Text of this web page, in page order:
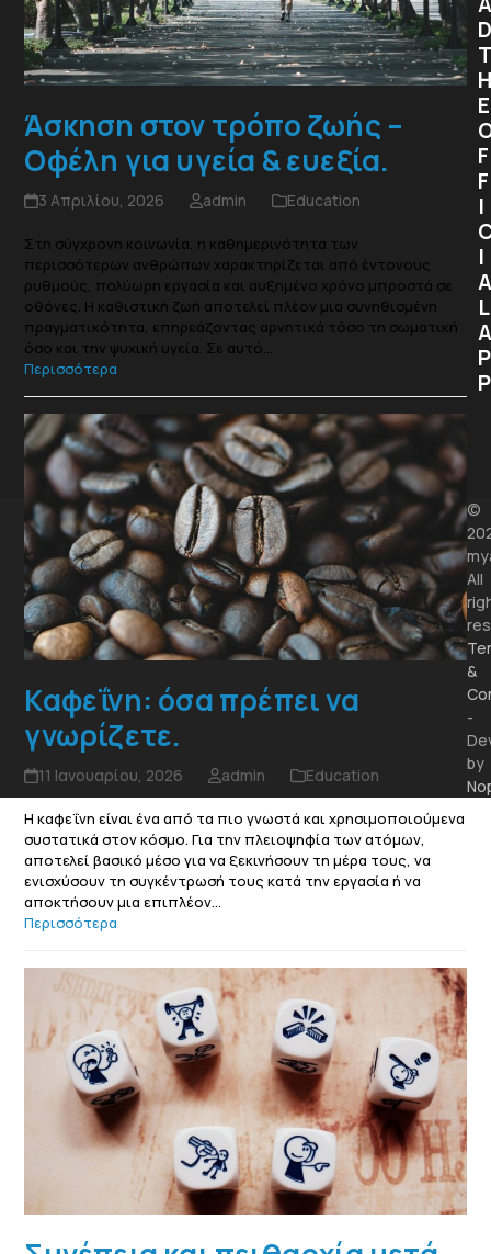
Άσκηση στον τρόπο ζωής –
Οφέλη για υγεία & ευεξία.
3 Απριλίου, 2026 admin Education
Στη σύγχρονη κοινωνία, η καθημερινότητα των
περισσότερων ανθρώπων χαρακτηρίζεται από έντονους
ρυθμούς, πολύωρη εργασία και αυξημένο χρόνο μπροστά σε
οθόνες. Η καθιστική ζωή αποτελεί πλέον μια συνηθισμένη
πραγματικότητα, επηρεάζοντας αρνητικά τόσο τη σωματική
όσο και την ψυχική υγεία. Σε αυτό…
Περισσότερα
Καφεΐνη: όσα πρέπει να
γνωρίζετε.
11 Ιανουαρίου, 2026 admin Education
Η καφεΐνη είναι ένα από τα πιο γνωστά και χρησιμοποιούμενα
συστατικά στον κόσμο. Για την πλειοψηφία των ατόμων,
αποτελεί βασικό μέσο για να ξεκινήσουν τη μέρα τους, να
ενισχύσουν τη συγκέντρωσή τους κατά την εργασία ή να
αποκτήσουν μια επιπλέον…
Περισσότερα
D
T
H
E
F
F
I
I
A
L
A
P
P
©
All
&
-
by